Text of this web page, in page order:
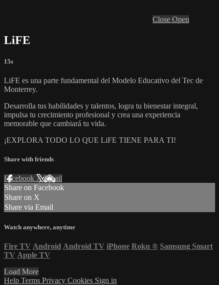
Close Open
LiFE
15s
LiFE es una parte fundamental del Modelo Educativo del Tec de
Monterrey.
Desarrolla tus habilidades y talentos, logra tu bienestar integral,
impulsa tu crecimiento profesional y crea una experiencia
memorable que cambiará tu vida.
¡EXPLORA TODO LO QUE LiFE TIENE PARA TI!
Share with friends
Facebook XEmail
Share on Facebook
Share on X
Share via Email
Watch anywhere, anytime
Fire TV Android Android TV iPhone Roku ® Samsung Smart
TV Apple TV
Load More
Help Terms Privacy Cookies Sign in